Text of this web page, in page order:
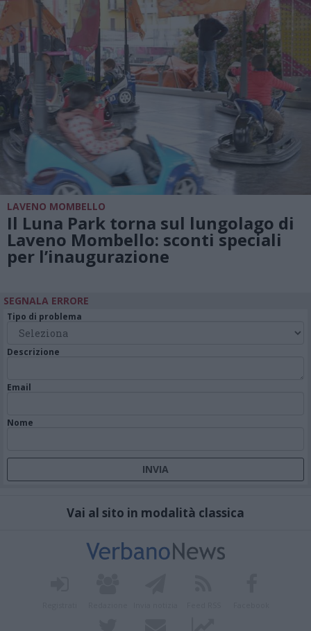
LAVENO MOMBELLO
Il Luna Park torna sul lungolago di
Laveno Mombello: sconti speciali
per l’inaugurazione
SEGNALA ERRORE
Tipo di problema
Descrizione
Email
Nome
Vai al sito in modalità classica